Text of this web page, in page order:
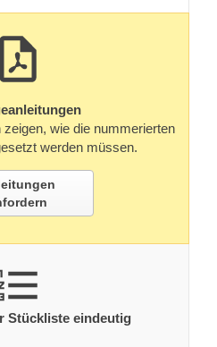
zeigen, wie die nummerierten
werden müssen.
Stückliste eindeutig